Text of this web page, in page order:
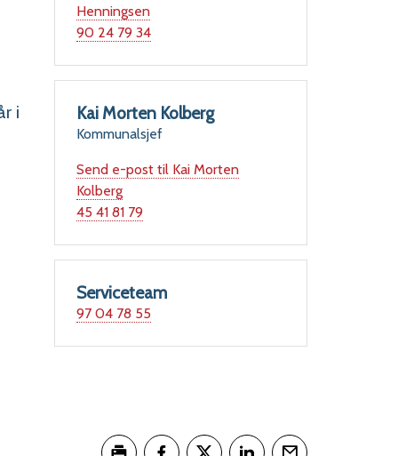
i
Henningsen
Mobil
90 24 79 34
Kai Morten Kolberg
Kommunalsjef
Send e-post til Kai Morten
Kolberg
Mobil
45 41 81 79
Serviceteam
Mobil
97 04 78 55